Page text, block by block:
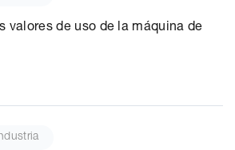
valores de uso de la máquina de